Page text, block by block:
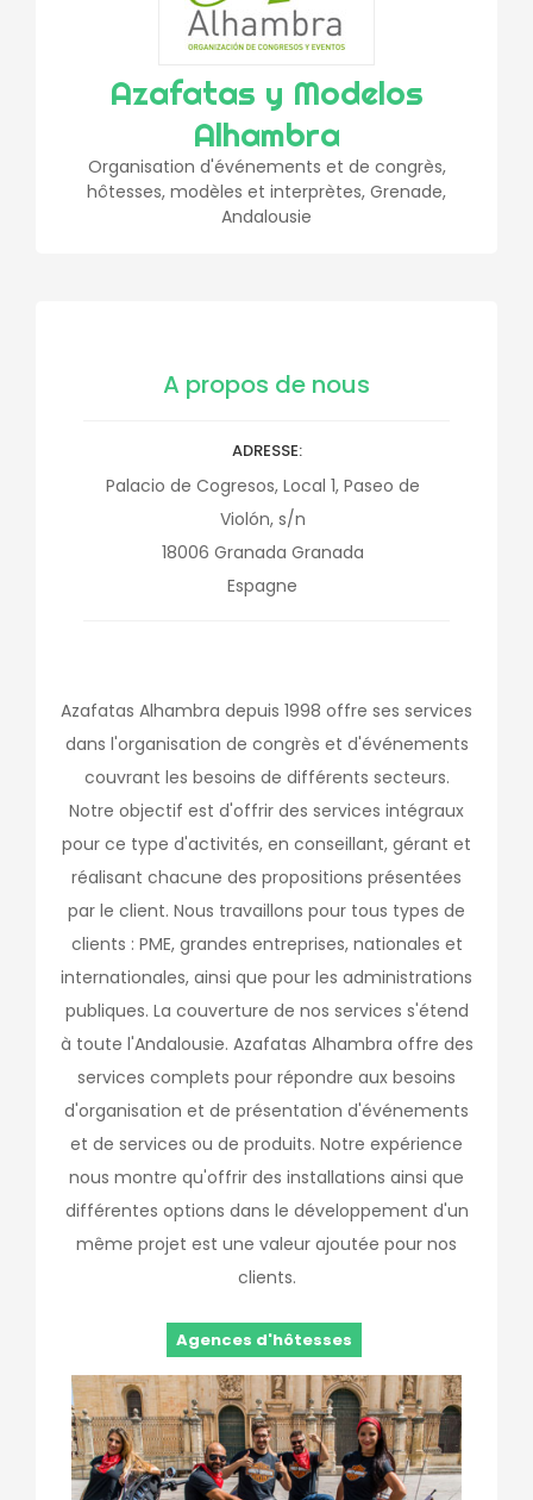
Azafatas y Modelos
Alhambra
Organisation d'événements et de congrès,
hôtesses, modèles et interprètes, Grenade,
Andalousie
A propos de nous
ADRESSE
Palacio de Cogresos, Local 1, Paseo de
Violón, s/n
18006 Granada Granada
Espagne
Azafatas Alhambra depuis 1998 offre ses services
dans l'organisation de congrès et d'événements
couvrant les besoins de différents secteurs.
Notre objectif est d'offrir des services intégraux
pour ce type d'activités, en conseillant, gérant et
réalisant chacune des propositions présentées
par le client. Nous travaillons pour tous types de
clients : PME, grandes entreprises, nationales et
internationales, ainsi que pour les administrations
publiques. La couverture de nos services s'étend
à toute l'Andalousie. Azafatas Alhambra offre des
services complets pour répondre aux besoins
d'organisation et de présentation d'événements
et de services ou de produits. Notre expérience
nous montre qu'offrir des installations ainsi que
différentes options dans le développement d'un
même projet est une valeur ajoutée pour nos
clients.
Agences d'hôtesses